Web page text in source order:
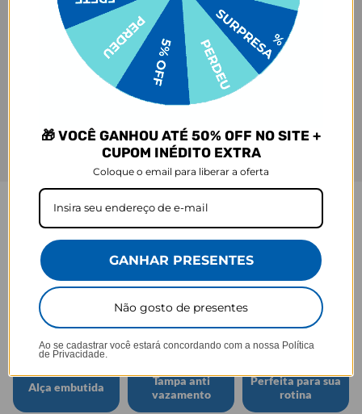
Praticidade que acompanha seu ritmo.
Alça embutida
Tampa anti
vazamento
Perfeita para sua
rotina
🎁 VOCÊ GANHOU ATÉ 50% OFF NO SITE +
CUPOM INÉDITO EXTRA
Coloque o email para liberar a oferta
GANHAR PRESENTES
Não gosto de presentes
Ao se cadastrar você estará concordando com a nossa Política
de Privacidade.